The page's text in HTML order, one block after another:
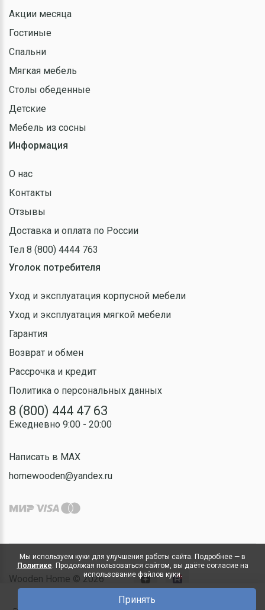
Акции месяца
Гостиные
Спальни
Мягкая мебель
Столы обеденные
Детские
Мебель из сосны
Информация
О нас
Контакты
Отзывы
Доставка и оплата по России
Тел 8 (800) 4444 763
Уголок потребителя
Уход и эксплуатация корпусной мебели
Уход и эксплуатация мягкой мебели
Гарантия
Возврат и обмен
Рассрочка и кредит
Политика о персональных данных
8 (800) 444 47 63
Ежедневно 9:00 - 20:00
Написать в MAX
homewooden@yandex.ru
Wooden Home © 2026
Мы используем куки для улучшения работы сайта. Подробнее — в
Политике. Продолжая пользоваться сайтом, вы даёте согласие на
использование файлов куки.
Принять